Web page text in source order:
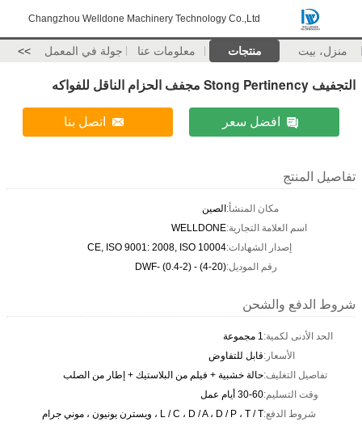
Changzhou Welldone Machinery Technology Co.,Ltd
منزل، بيت منتجات معلومات عنا جولة في المعمل >>
التجفيف Stong Pertinency مجفف الحزام الناقل للفواكه
افضل سعر اتصل بنا
تفاصيل المنتج
مكان المنشأ:الصين
اسم العلامة التجارية:WELLDONE
إصدار الشهادات:CE, ISO 9001: 2008, ISO 10004
رقم الموديل:DWF- (0.4-2) - (4-20)
شروط الدفع والشحن
الحد الأدنى لكمية:1 مجموعة
الأسعار:قابل للتفاوض
تفاصيل التغليف:حالة خشبية + فيلم من البلاستيك + إطار من الصلب
وقت التسليم:30-60 أيام عمل
شروط الدفع:L / C ، D / A ، D / P ، T / T ، ويسترن يونيون ، موني جرام